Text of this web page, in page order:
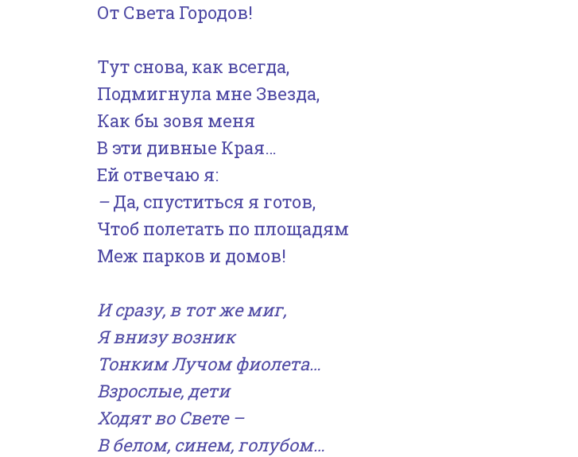
От Света Городов!
Тут снова, как всегда,
Подмигнула мне Звезда,
Как бы зовя меня
В эти дивные Края…
Ей отвечаю я:
–Да, спуститься я готов,
Чтоб полетать по площадям
Меж парков и домов!
И сразу, в тот же миг,
Я внизу возник
Тонким Лучом фиолета…
Взрослые, дети
Ходят во Свете –
В белом, синем, голубом…